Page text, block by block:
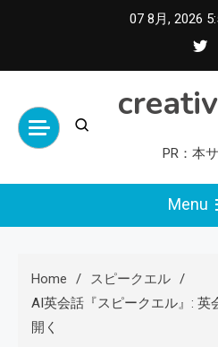
07 8月, 2026
PR：本
Menu
Home
スピークエル
AI英会話『スピークエル』: 英
開く